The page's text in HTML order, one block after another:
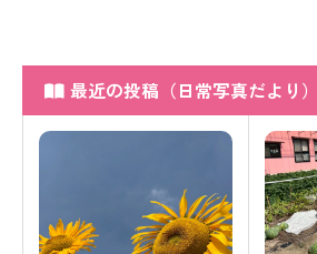
最近の投稿（日常写真だより）